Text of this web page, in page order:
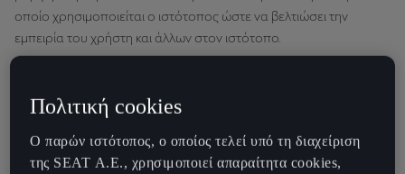
οποίο χρησιμοποιείται ο ιστότοπος ώστε να βελτιώσει την
εμπειρία του χρήστη και άλλων στον ιστότοπο.
κατανοήσει τον τρόπο με τον οποίο αλληλεπιδρά ο χρήστης με
τον ιστότοπο σε όλες τις συσκευές του. Σε αυτό περιλαμβάνεται
η καταγραφή των συνηθειών περιήγησης και της δραστηριότητας
του χρήστη. Οι πληροφορίες αυτές χρησιμοποιούνται για τη
Πολιτική cookies
Ο παρών ιστότοπος, ο οποίος τελεί υπό τη διαχείριση
της SEAT Α.Ε., χρησιμοποιεί απαραίτητα cookies,